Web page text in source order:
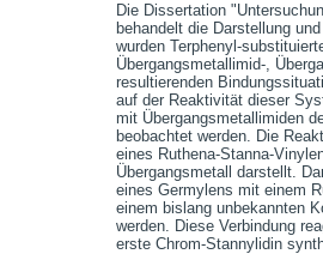
Die Dissertation
behandelt die Darstellung
wurden Terphenyl-
Übergangsmetallimid-,
resultierenden
auf der Reaktivität dieser
mit Übergangsmetallimiden
beobachtet werden. Die
eines Ruthena-Stanna-
Übergangsmetall darstellt.
eines Germylens mit einem
einem bislang unbekannten
werden. Diese Verbindung
erste Chrom-Stannylidin